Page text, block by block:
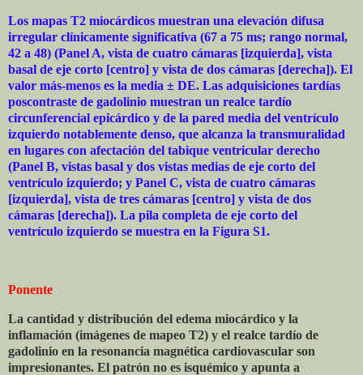
Los mapas T2 miocárdicos muestran una elevación difusa
irregular clínicamente significativa (67 a 75 ms; rango normal,
42 a 48) (Panel A, vista de cuatro cámaras [izquierda], vista
basal de eje corto [centro] y vista de dos cámaras [derecha]). El
valor más-menos es la media ± DE. Las adquisiciones tardías
poscontraste de gadolinio muestran un realce tardío
circunferencial epicárdico y de la pared media del ventrículo
izquierdo notablemente denso, que alcanza la transmuralidad
en lugares con afectación del tabique ventricular derecho
(Panel B, vistas basal y dos vistas medias de eje corto del
ventrículo izquierdo; y Panel C, vista de cuatro cámaras
[izquierda], vista de tres cámaras [centro] y vista de dos
cámaras [derecha]). La pila completa de eje corto del
ventrículo izquierdo se muestra en la Figura S1.
Ponente
La cantidad y distribución del edema miocárdico y la
inflamación (imágenes de mapeo T2) y el realce tardío de
gadolinio en la resonancia magnética cardiovascular son
impresionantes. El patrón no es isquémico y apunta a